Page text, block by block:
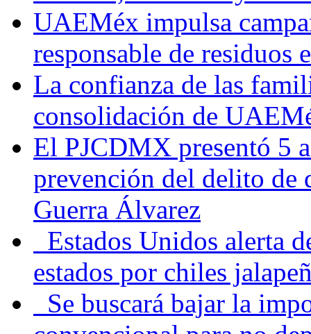
UAEMéx impulsa
responsable de residuos
La confianza de las
consolidación de
El PJCDMX presentó 5
prevención del delito de
Guerra Álvarez
Estados Unidos alerta
estados por chiles
Se buscará bajar la